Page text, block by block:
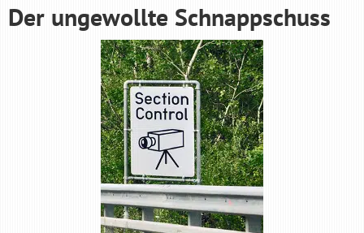
Der ungewollte Schnappschuss